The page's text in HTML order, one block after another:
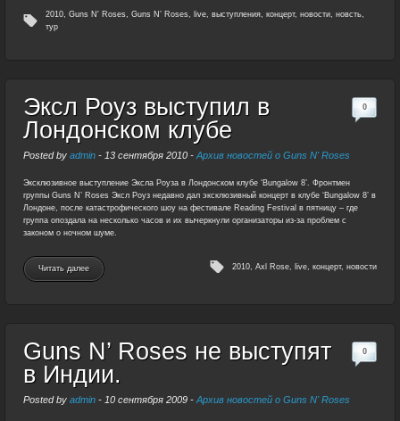
2010, Guns N' Roses, Guns N’ Roses, live, выступления, концерт, новости, новсть,
тур
Эксл Роуз выступил в
Лондонском клубе
Posted by admin - 13 сентября 2010 -Архив новостей о Guns N' Roses
0
Эксклюзивное выступление Эксла Роуза в Лондонском клубе ‘Bungalow 8’. Фронтмен
группы Guns N’ Roses Эксл Роуз недавно дал эксклюзивный концерт в клубе ‘Bungalow 8’ в
Лондоне, после катастрофического шоу на фестивале Reading Festival в пятницу – где
группа опоздала на несколько часов и их вычеркнули организаторы из-за проблем с
законом о ночном шуме.
Читать далее 2010 Axl Rose live концерт, новости
Guns N’ Roses не выступят
в Индии.
Posted by admin - 10 сентября 2009 - Архив новостей о Guns N' Roses
0